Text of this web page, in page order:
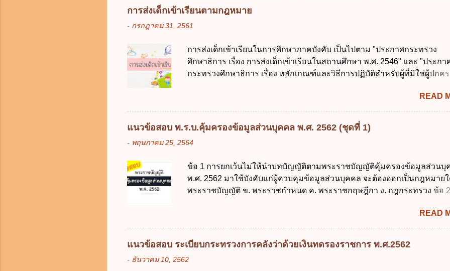
อย่างคุ้มค่าและเต็มศักยภาพ ข. พัฒนาโครงสร้างพื้นฐานด้านดิจิทัลที่จำเป็นให้
ตามมาตรฐานสากล ค. พัฒนาการเชื่อมโยงเครือข่ายดิจิทัล ง. เพิ่มประสิทธิภ
การใช้จ่ายงบประมาณให้เกิดความคุ้มค่าและเป็นไปตามเป้าหมาย ข้อ 3 ข้อใ
เป็นศูนย์แลกเปลี่ยนข้อมูลกลาง ค. กำหนดสิทธิ หน้าที่ และความรับผิดชอบใน
บริหารจัดการข้อมูลของหน่วยงานของรัฐ ง. กำหนดกรอบและทิศทางการบริห
ภาครัฐและการจัดทำบริการสาธารณะในรูปแบบดิจิทัล ข้อ 4 กรรมการพัฒน
การส่งเด็กเข้าเรียนตามกฎหมาย
- กรกฎาคม 31, 2561
การส่งเด็กเข้าเรียนในการศึกษาภาคบังคับ เป็นไปตาม "ประกาศกระทรวง
ศึกษาธิการ เรื่อง การส่งเด็กเข้าเรียนในสถานศึกษา พ.ศ. 2546" และ "ประกา
กระทรวงศึกษาธิการ เรื่อง หลักเกณฑ์และวิธีการปฏิบัติสำหรับผู้ที่มิใช่ผู้ปกคร
การศึกษาภาคบังคับ พ.ศ. 2545 ซึ่งเป็นกฎหมายที่มีโทษทางอาญา โดยมีสา
ดังนี้ 1. คำว่า "เด็ก" หมายถึง เด็กซึ่งมีอายุย่างเข้าปีที่ 7 จนถึงอายุย่างเข้าปีที่
แต่เด็กที่สอบได้ชั้นปีที่ 9 ของการศึกษาภาคบังคับแล้ว 2. ผู้ปกครอง คือ 2.1
มารดา 2.2 บิดาหรือมารดา ซึ่งเป็นผู้ใช้อำนาจปกครอง 2.3 ผู้ปกครองตา
ประมวลกฎหมายแพ่งและพาณิชย์ 2.4 บุคคลที่เด็กอยู่ด้วยเป็นประจำหรือที่เ
ของการเปิดเรียนภาคต้น (ภาคเรียนที่ 1) 4. กรณีผู้ปกครองยังไม่ได้ส่งเด็กเข้าเ
ภายใน 7 วัน นับแต่วันแรกของการเปิดเรียนภาคต้น ถ้าสถานศึกษายังมิไ...
READ
แนวข้อสอบ พ.ร.บ.คุ้มครองข้อมูลส่วนบุคคล พ.ศ. 2562 (ชุดที่ 1)
- พฤษภาคม 25, 2564
ข้อ 1 การยกเว้นไม่ให้นำบทบัญญัติตามพระราชบัญญัติคุ้มครองข้อมูลส่วนบุ
พ.ศ. 2562 มาใช้บังคับแก่ผู้ควบคุมข้อมูลส่วนบุคคล จะต้องออกเป็นกฎหมายใ
พระราชบัญญัติ ข. พระราชกำหนด ค. พระราชกฤษฎีกา ง. กฎกระทรวง ข้อ 2
ในบังคับพระราชบัญญัติคุ้มครองข้อมูลส่วนบุคคล พ.ศ. 2562 ก. หน่วยงานข
แห่ง ข. กิจการด้านการศึกษา ค. กิจการด้านความบันเทิงและนันทนาการ ง.
ข้อ 3 โดยหลัก ทั่วไป พระราชบัญญัติคุ้มครองข้อมูลส่วนบุคคล พ.ศ. 2562 ใช้
ง. 29 พฤษภาคม 2562 ข้อ 4 "บุคคลหรือนิติบุคคลซึ่งมีอำนาจหน้าที่ตัดสินใจเ
READ
แนวข้อสอบ ระเบียบกระทรวงการคลังว่าด้วยเงินทดรองราชการ พ.ศ.2562
- ธันวาคม 10, 2562